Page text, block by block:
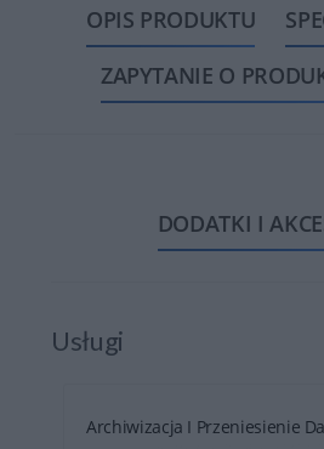
OPIS PRODUKTU
ZAPYTANIE O
DODATKI I
Usługi
Archiwizacja I Przeniesienie